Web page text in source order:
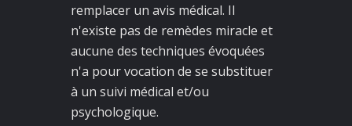
remplacer un avis médical. Il
n'existe pas de remèdes miracle et
aucune des techniques évoquées
n'a pour vocation de se substituer
à un suivi médical et/ou
psychologique.